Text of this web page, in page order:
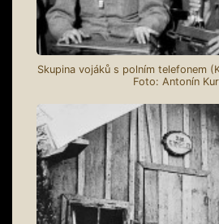
Skupina vojáků s polním telefonem
Foto: Antonín